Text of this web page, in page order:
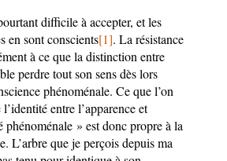
difficile à accepter, et les
en sont conscients[1]. La résistance
à ce que la distinction entre
perdre tout son sens dès lors
phénoménale. Ce que l’on
entre l’apparence et
phénoménale » est donc propre à la
L’arbre que je perçois depuis ma